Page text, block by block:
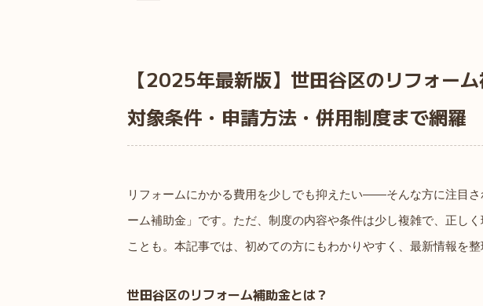
【2025年最新版】世田谷区のリフォー
対象条件・申請方法・併用制度まで網羅
リフォームにかかる費用を少しでも抑えたい――そんな方に注目
ーム補助金」です。ただ、制度の内容や条件は少し複雑で、正し
ことも。本記事では、初めての方にもわかりやすく、最新情報を整
世田谷区のリフォーム補助金とは？